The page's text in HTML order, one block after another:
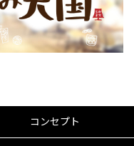
コンセプト